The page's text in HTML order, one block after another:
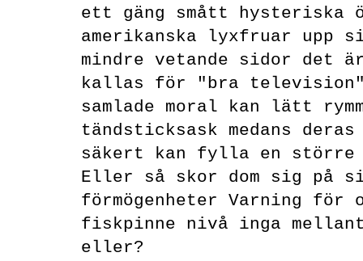
ett gäng smått hysteriska
amerikanska lyxfruar upp
mindre vetande sidor det
kallas för "bra
samlade moral kan lätt
tändsticksask medans deras
säkert kan fylla en större
Eller så skor dom sig på
förmögenheter Varning
fiskpinne nivå inga
eller?